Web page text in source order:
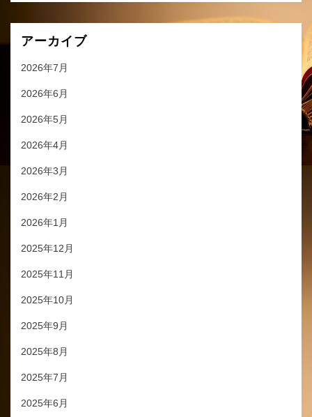
アーカイブ
2026年7月
2026年6月
2026年5月
2026年4月
2026年3月
2026年2月
2026年1月
2025年12月
2025年11月
2025年10月
2025年9月
2025年8月
2025年7月
2025年6月